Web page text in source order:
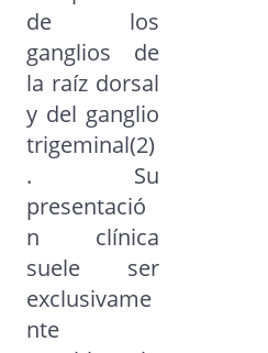
de los
ganglios de
la raíz dorsal
y del ganglio
trigeminal(2)
. Su
presentació
n clínica
suele ser
exclusivame
nte